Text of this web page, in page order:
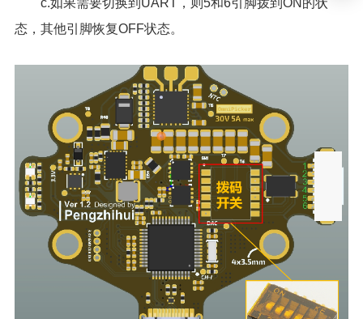
c.如果需要切换到UART，则5和6引脚拨到ON的状
态，其他引脚恢复OFF状态。